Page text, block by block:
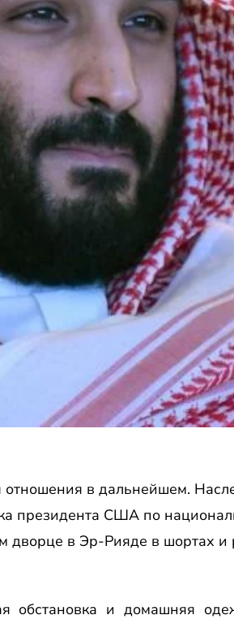
отношения в дальнейшем.
президента США по
дворце в Эр-Рияде в шортах и
обстановка и домашняя